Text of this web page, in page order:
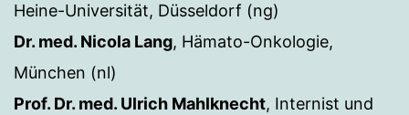
Heine-Universität, Düsseldorf (ng)
Dr. med. Nicola Lang, Hämato-Onkologie,
München (nl)
Prof. Dr. med. Ulrich Mahlknecht, Internist und